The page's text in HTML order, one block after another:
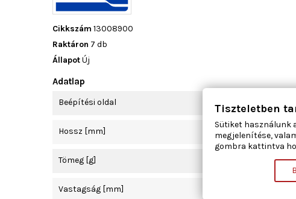
Cikkszám 13008900
Raktáron 7 db
ÁllapotÚj
Adatlap
Beépítési oldal
Hossz [mm]
Tömeg [g]
Vastagság [mm]
Tiszteletben
Sütiket használunk
megjelenítése,
gombra kattintva